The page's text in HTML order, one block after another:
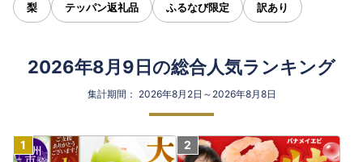
梨 テッパン返礼品 ふるなび限定 訳あり
2026年8月9日の総合人気ランキング
集計期間： 2026年8月2日～2026年8月8日